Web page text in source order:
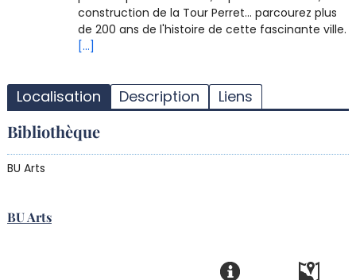
construction de la Tour Perret... parcourez plus
de 200 ans de l'histoire de cette fascinante ville.
[...]
Localisation Description Liens
Bibliothèque
BU Arts
BU Arts